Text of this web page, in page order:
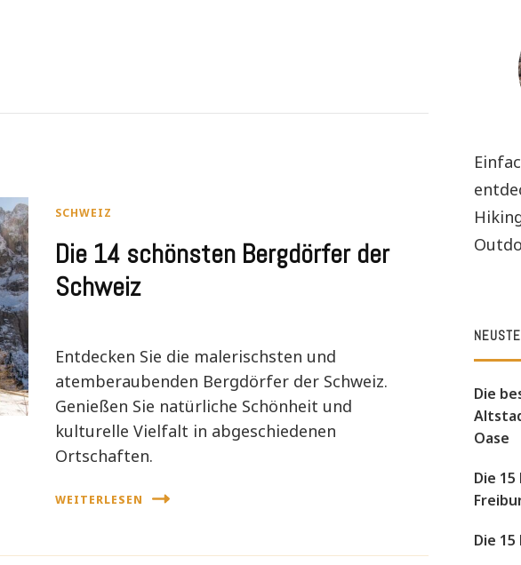
SCHWEIZ
Die 14 schönsten Bergdörfer der
Schweiz
Entdecken Sie die malerischsten und
atemberaubenden Bergdörfer der Schweiz.
Genießen Sie natürliche Schönheit und
kulturelle Vielfalt in abgeschiedenen
Ortschaften.
WEITERLESEN
Die
Oase
Die
Die